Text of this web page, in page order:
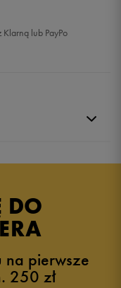
lub PayPo
DO
pierwsze
250 zł